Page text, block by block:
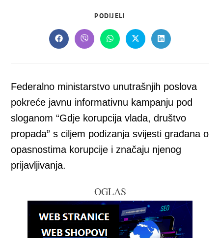
PODIJELI
CONTENT
Opens
in
Opens
in
Opens
in
Opens
in
Opens
in
Federalno ministarstvo unutrašnjih poslova
pokreće javnu informativnu kampanju pod
sloganom “Gdje korupcija vlada, društvo
propada” s ciljem podizanja svijesti građana o
opasnostima korupcije i značaju njenog
prijavljivanja.
OGLAS